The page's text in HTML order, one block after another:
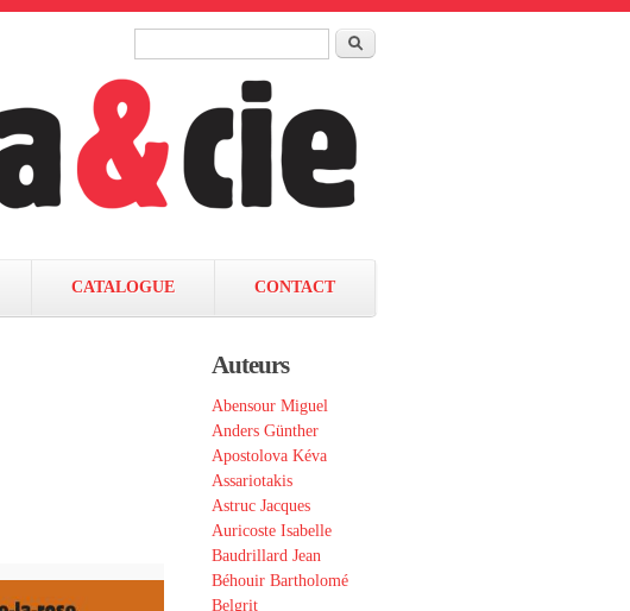
Rechercher
CATALOGUE CONTACT
Auteurs
Abensour Miguel
Anders Günther
Apostolova Kéva
Assariotakis
Astruc Jacques
Auricoste Isabelle
Baudrillard Jean
Béhouir Bartholomé
Belgrit